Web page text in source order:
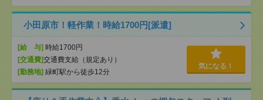
小田原市！軽作業！時給1700円[派遣]
[給 与] 時給1700円
[交通費]交通費支給（規定あり）
[勤務地] 緑町駅から徒歩12分
気になる！